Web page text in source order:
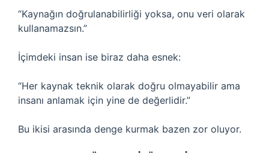
“Kaynağın doğrulanabilirliği yoksa, onu veri olarak
kullanamazsın.”
İçimdeki insan ise biraz daha esnek:
“Her kaynak teknik olarak doğru olmayabilir ama
insanı anlamak için yine de değerlidir.”
Bu ikisi arasında denge kurmak bazen zor oluyor.